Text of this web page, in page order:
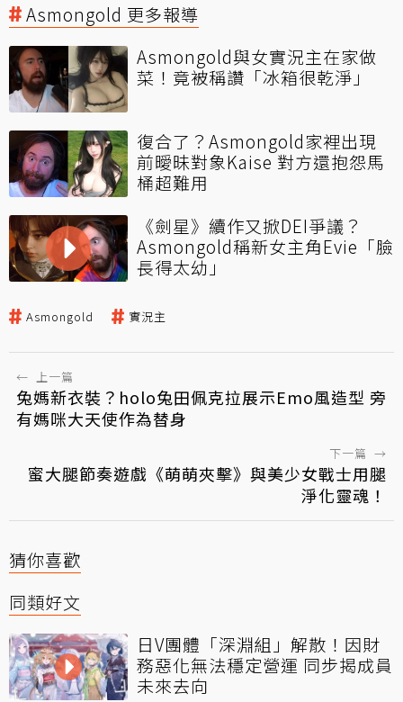
Asmongold 更多報導
Asmongold與女實況主在家做
菜！竟被稱讚「冰箱很乾淨」
復合了？Asmongold家裡出現
前曖昧對象Kaise 對方還抱怨馬
桶超難用
《劍星》續作又掀DEI爭議？
Asmongold稱新女主角Evie「臉
長得太幼」
Asmongold 實況主
← 上一篇
兔媽新衣裝？holo兔田佩克拉展示Emo風造型 旁
有媽咪大天使作為替身
下一篇 →
蜜大腿節奏遊戲《萌萌夾擊》與美少女戰士用腿
淨化靈魂！
猜你喜歡
同類好文
日V團體「深淵組」解散！因財
務惡化無法穩定營運 同步揭成員
未來去向